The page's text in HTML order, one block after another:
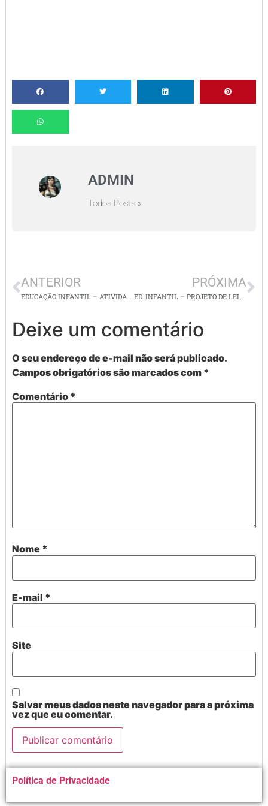
ADMIN
Todos Posts »
ANTERIOR
EDUCAÇÃO INFANTIL – ATIVIDADES : VOGAIS
PRÓXIMA
ED. INFANTIL – PROJETO DE LEITURA: NINOCA VAI BRINCAR NO PARQUE
Deixe um comentário
O seu endereço de e-mail não será publicado.
Campos obrigatórios são marcados com *
Comentário *
Nome *
E-mail *
Site
Salvar meus dados neste navegador para a próxima
vez que eu comentar.
Alternative:
Política de Privacidade